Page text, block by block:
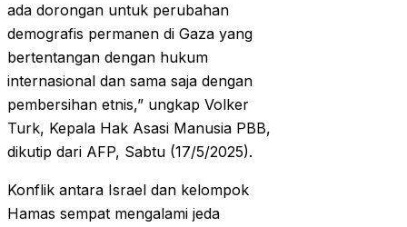
ada dorongan untuk perubahan
demografis permanen di Gaza yang
bertentangan dengan hukum
internasional dan sama saja dengan
pembersihan etnis,” ungkap Volker
Turk, Kepala Hak Asasi Manusia PBB,
dikutip dari AFP, Sabtu (17/5/2025).
Konflik antara Israel dan kelompok
Hamas sempat mengalami jeda